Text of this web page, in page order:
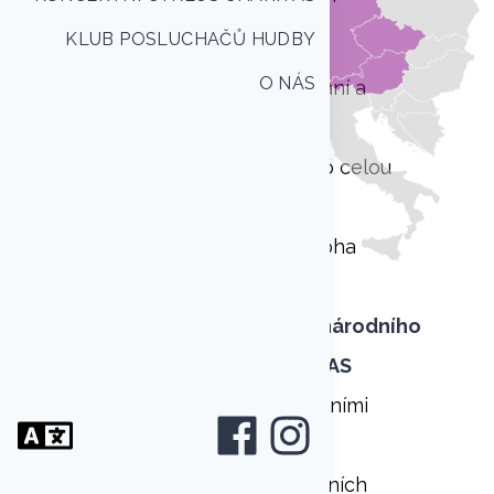
KLUB POSLUCHAČŮ HUDBY
O NÁS
o následující:
ubytování skupiny, stravování a
průvodcovský doprovod po celou
koncerty v některém z mnoha
Mezinárodního
koncertního cyklu CHARITAS
společné vystoupení s místními
soubory
zapůjčení a doprava hudebních